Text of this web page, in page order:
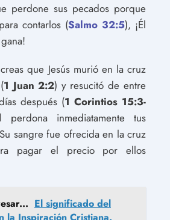
perdone sus pecados porque
contarlos (Salmo 32:5), ¡Él
que Jesús murió en la cruz
1 Juan 2:2) y resucitó de entre
después (1 Corintios 15:3-
inmediatamente tus
sangre fue ofrecida en la cruz
pagar el precio por ellos
El significado del